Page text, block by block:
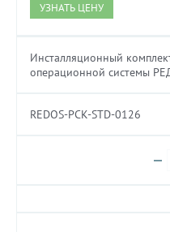
УЗНАТЬ ЦЕНУ
Инсталляционный
операционной системы
REDOS-PCK-STD-0126